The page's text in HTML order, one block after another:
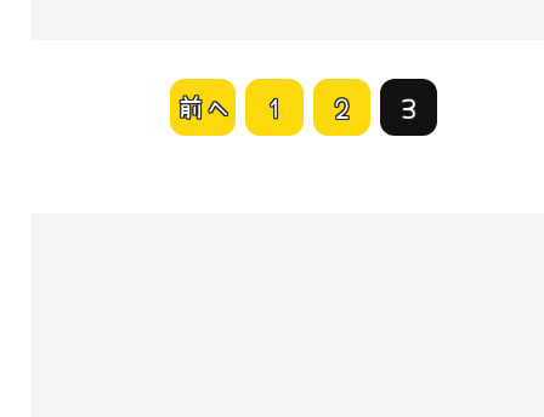
前へ 1 2 3